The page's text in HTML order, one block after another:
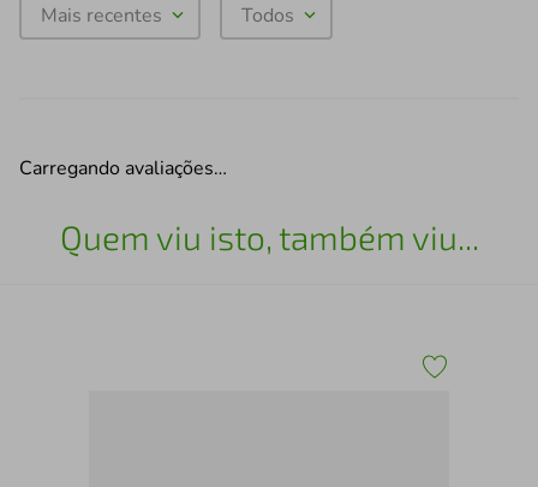
Mais recentes Todos
Carregando avaliações…
Quem viu isto, também viu...